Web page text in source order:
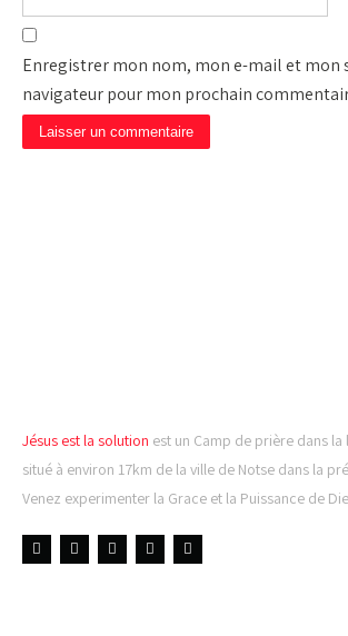
Enregistrer mon nom, mon e-mail et mon
navigateur pour mon prochain
Jésus est la solution est un Camp de prière dans
situé à environ 17km de la ville de Notse dans la
Venez experimenter la Grace et la Puissance de